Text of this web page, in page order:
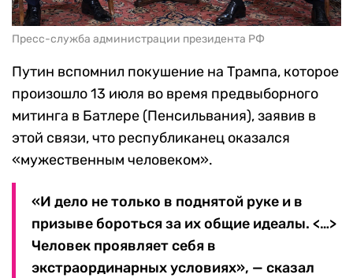
Пресс-служба администрации президента РФ
Путин вспомнил покушение на Трампа, которое
произошло 13 июля во время предвыборного
митинга в Батлере (Пенсильвания), заявив в
этой связи, что республиканец оказался
«мужественным человеком».
«И дело не только в поднятой руке и в
призыве бороться за их общие идеалы. <…>
Человек проявляет себя в
экстраординарных условиях», — сказал